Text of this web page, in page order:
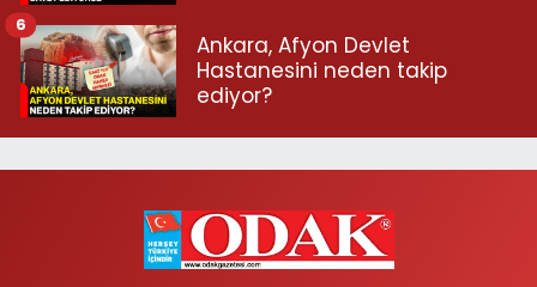
Ankara, Afyon Devlet
Hastanesini neden takip
ediyor?
6